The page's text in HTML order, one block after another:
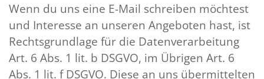
Wenn du uns eine E-Mail schreiben möchtest
und Interesse an unseren Angeboten hast, ist
Rechtsgrundlage für die Datenverarbeitung
Art. 6 Abs. 1 lit. b DSGVO, im Übrigen Art. 6
Abs. 1 lit. f DSGVO. Diese an uns übermittelten